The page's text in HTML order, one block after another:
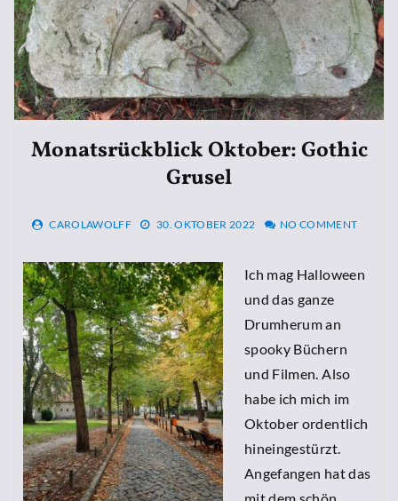
Monatsrückblick Oktober: Gothic
Grusel
CAROLAWOLFF 30. OKTOBER 2022 NO COMMENT
Ich mag Halloween
und das ganze
Drumherum an
spooky Büchern
und Filmen. Also
habe ich mich im
Oktober ordentlich
hineingestürzt.
Angefangen hat das
mit dem schön